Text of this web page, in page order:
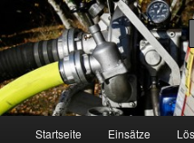
Zum
primären
Inhalt
springenFF Köln, LG RD
Freiwillige Feuerwehr Köln,
Startseite Einsätze